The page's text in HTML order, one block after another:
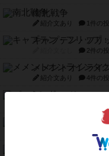
南北戦争
紹介文あり 1件の
キャプテン・フリ
2件の
メメントオンライ
紹介文あり 4件の
パーミッド
セミファイナル